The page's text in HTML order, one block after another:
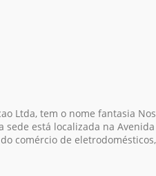
Ltda, tem o nome fantasia
está localizada na
comércio de